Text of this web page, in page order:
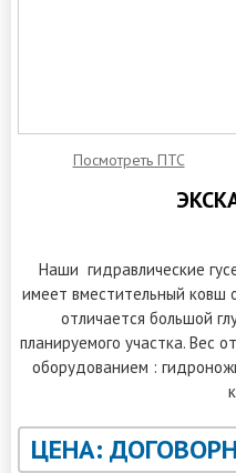
Посмотреть ПТС
Наши гидравлические
имеет вместительный ковш
отличается большой
планируемого участка. Вес
оборудованием :
ЦЕНА: